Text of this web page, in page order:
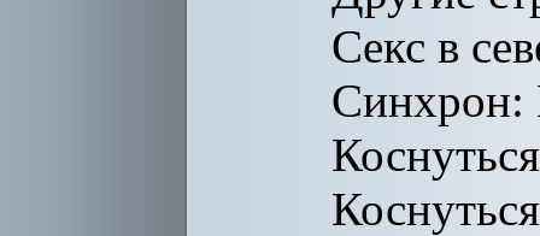
Секс в
Синхрон: